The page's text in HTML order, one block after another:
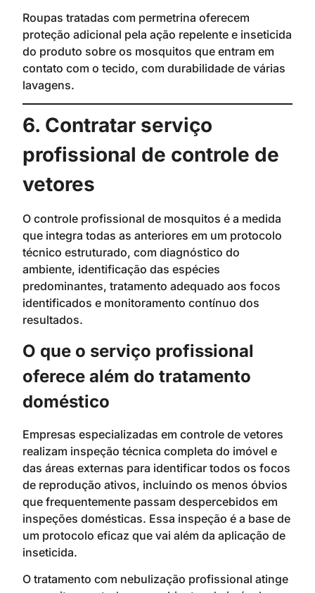
Roupas tratadas com permetrina oferecem
proteção adicional pela ação repelente e inseticida
do produto sobre os mosquitos que entram em
contato com o tecido, com durabilidade de várias
lavagens.
6. Contratar serviço
profissional de controle de
vetores
O controle profissional de mosquitos é a medida
que integra todas as anteriores em um protocolo
técnico estruturado, com diagnóstico do
ambiente, identificação das espécies
predominantes, tratamento adequado aos focos
identificados e monitoramento contínuo dos
resultados.
O que o serviço profissional
oferece além do tratamento
doméstico
Empresas especializadas em controle de vetores
realizam inspeção técnica completa do imóvel e
das áreas externas para identificar todos os focos
de reprodução ativos, incluindo os menos óbvios
que frequentemente passam despercebidos em
inspeções domésticas. Essa inspeção é a base de
um protocolo eficaz que vai além da aplicação de
inseticida.
O tratamento com nebulização profissional atinge